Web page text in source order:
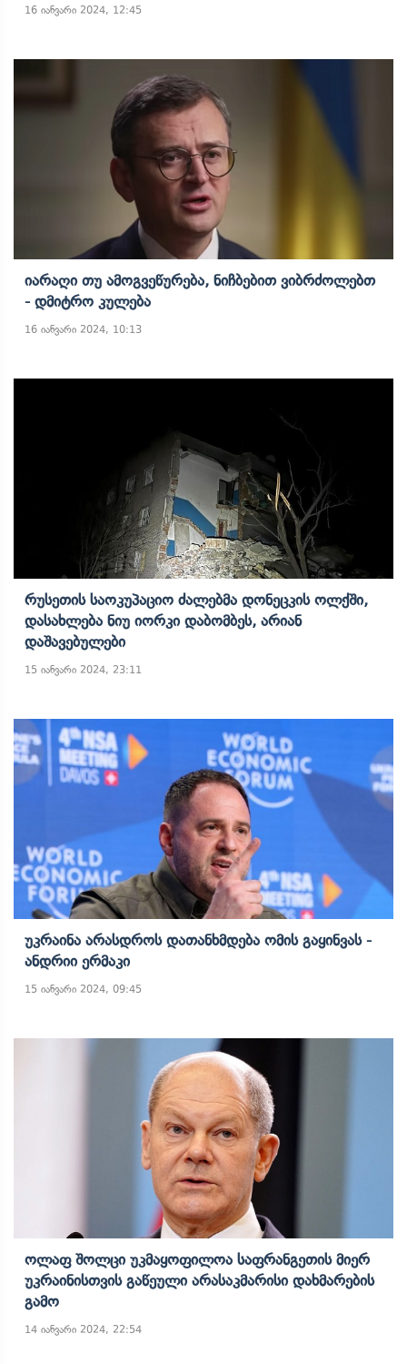
16 იანვარი 2024, 12:45
Იარაღი Თუ Ამოგვეწურება, Ნიჩბებით Ვიბრძოლებთ
- Დმიტრო Კულება
16 იანვარი 2024, 10:13
Რუსეთის Საოკუპაციო Ძალებმა Დონეცკის Ოლქში,
Დასახლება Ნიუ Იორკი Დაბომბეს, Არიან
Დაშავებულები
15 იანვარი 2024, 23:11
Უკრაინა Არასდროს Დათანხმდება Ომის Გაყინვას -
Ანდრიი Ერმაკი
15 იანვარი 2024, 09:45
Ოლაფ Შოლცი Უკმაყოფილოა Საფრანგეთის Მიერ
Უკრაინისთვის Გაწეული Არასაკმარისი Დახმარების
Გამო
14 იანვარი 2024, 22:54